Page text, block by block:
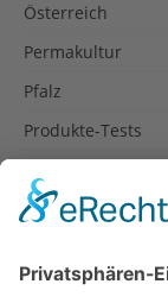
Österreich
Permakultur
Pfalz
Produkte-Tests
Rezepte
Spanien